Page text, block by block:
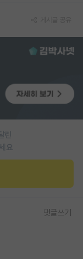
린
요
댓글쓰기